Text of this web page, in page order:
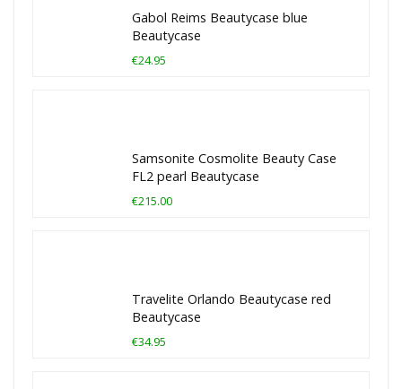
Gabol Reims Beautycase blue
Beautycase
€24.95
Samsonite Cosmolite Beauty Case
FL2 pearl Beautycase
€215.00
Travelite Orlando Beautycase red
Beautycase
€34.95